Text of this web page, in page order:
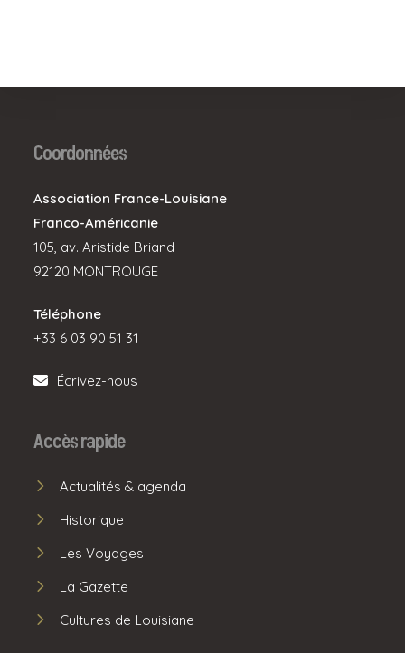
Coordonnées
Association France-Louisiane
Franco-Américanie
105, av. Aristide Briand
92120 MONTROUGE
Téléphone
+33 6 03 90 51 31
Écrivez-nous
Accès rapide
Actualités & agenda
Historique
Les Voyages
La Gazette
Cultures de Louisiane